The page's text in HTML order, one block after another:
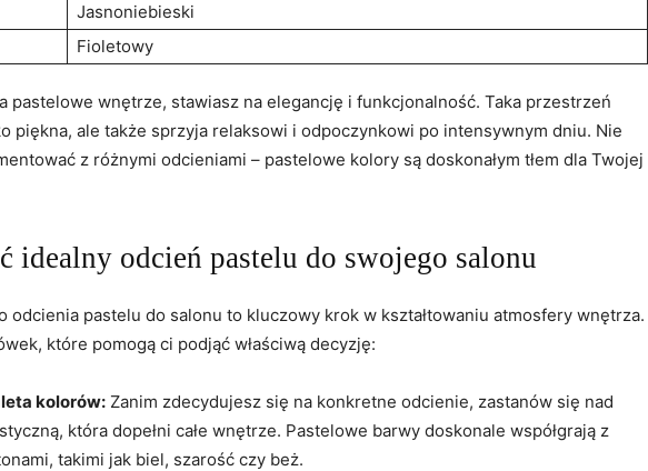
Jasnoniebieski
Fioletowy
pastelowe wnętrze, stawiasz na elegancję i funkcjonalność. Taka przestrzeń
piękna, ale także sprzyja relaksowi i odpoczynkowi po intensywnym dniu. Nie
z różnymi odcieniami – pastelowe kolory są doskonałym tłem dla Twojej
idealny odcień pastelu do swojego salonu
odcienia pastelu do salonu to kluczowy krok w kształtowaniu atmosfery wnętrza.
które pomogą ci podjąć właściwą decyzję:
kolorów: Zanim zdecydujesz się na konkretne odcienie, zastanów się nad
która dopełni całe wnętrze. Pastelowe barwy doskonale współgrają z
takimi jak biel, szarość czy beż.